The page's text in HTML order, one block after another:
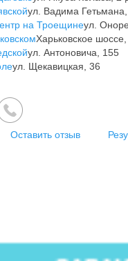
ул. Вадима
на Троещинеул.
Харьковское
ул. Антоновича, 155
ул. Щекавицкая, 36
Оставить отзыв